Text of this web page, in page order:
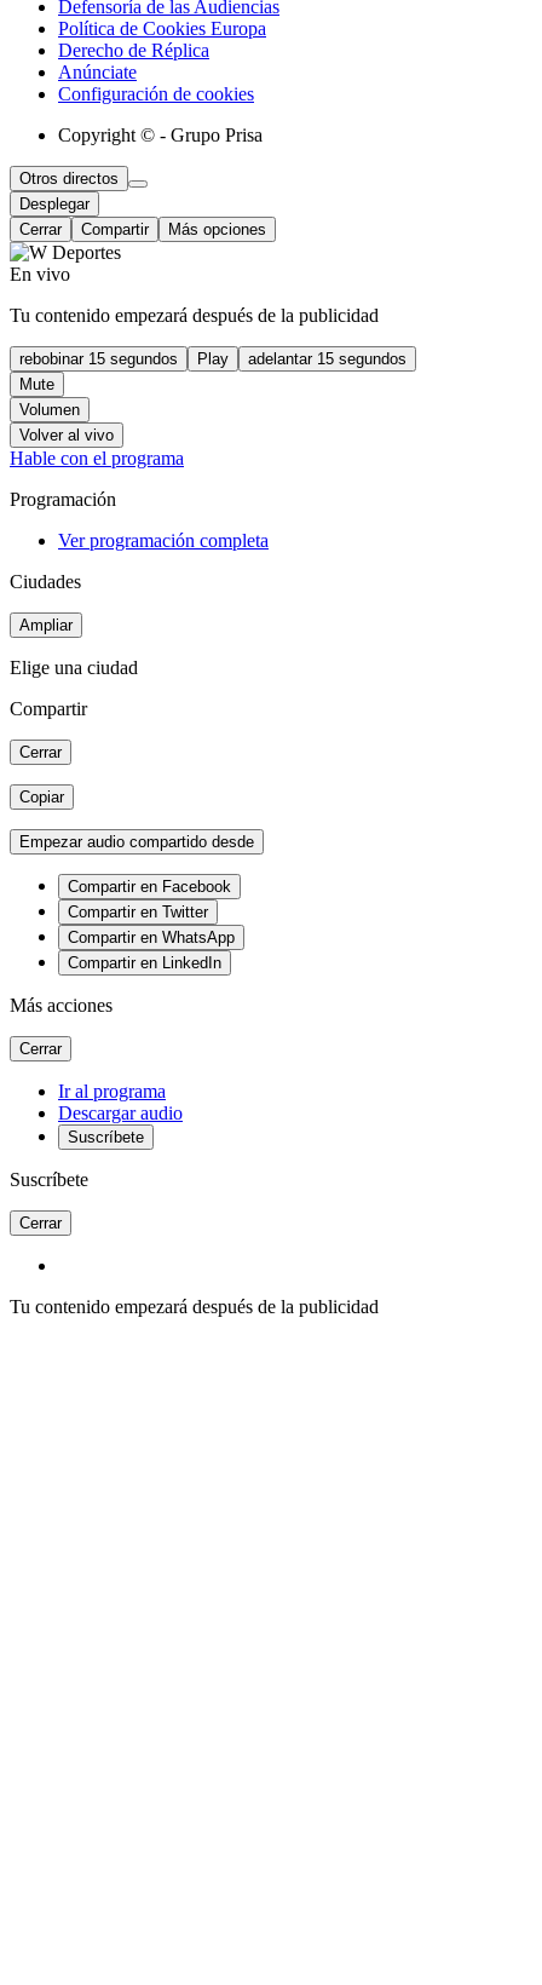
Defensoría de las Audiencias
Política de Cookies Europa
Derecho de Réplica
Anúnciate
Configuración de cookies
Copyright © - Grupo Prisa
Otros directos
Desplegar
Cerrar
Compartir Más opciones
En vivo
Tu contenido empezará después de la publicidad
rebobinar 15 segundos Play
adelantar 15 segundos
Mute
Volumen
Volver al vivo
Hable con el programa
Programación
Ver programación completa
Ciudades
Ampliar
Elige una ciudad
Compartir
Cerrar
Copiar
Empezar audio compartido desde
Compartir en Facebook
Compartir en Twitter
Compartir en WhatsApp
Compartir en LinkedIn
Más acciones
Cerrar
Ir al programa
Descargar audio
Suscríbete
Suscríbete
Cerrar
Tu contenido empezará después de la publicidad